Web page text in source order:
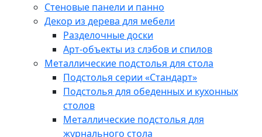
Стеновые панели и панно
Декор из дерева для мебели
Разделочные доски
Арт-объекты из слэбов и спилов
Металлические подстолья для стола
Подстолья серии «Стандарт»
Подстолья для обеденных и кухонных
столов
Металлические подстолья для
журнального стола